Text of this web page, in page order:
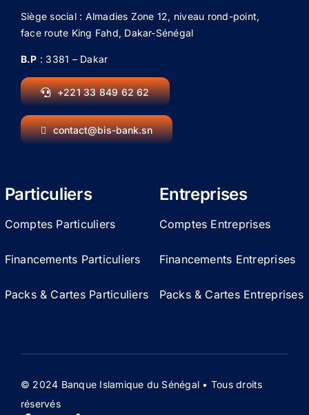
Siège social : Almadies Zone 12, niveau rond-point,
face route King Fahd, Dakar-Sénégal
B.P : 3381 – Dakar
+221 33 849 62 62
contact@bis-bank.sn
Particuliers
Comptes Particuliers
Financements Particuliers
Packs & Cartes Particuliers
Entreprises
Comptes Entreprises
Financements Entreprises
Packs & Cartes Entreprises
© 2024 Banque Islamique du Sénégal • Tous droits
réservés